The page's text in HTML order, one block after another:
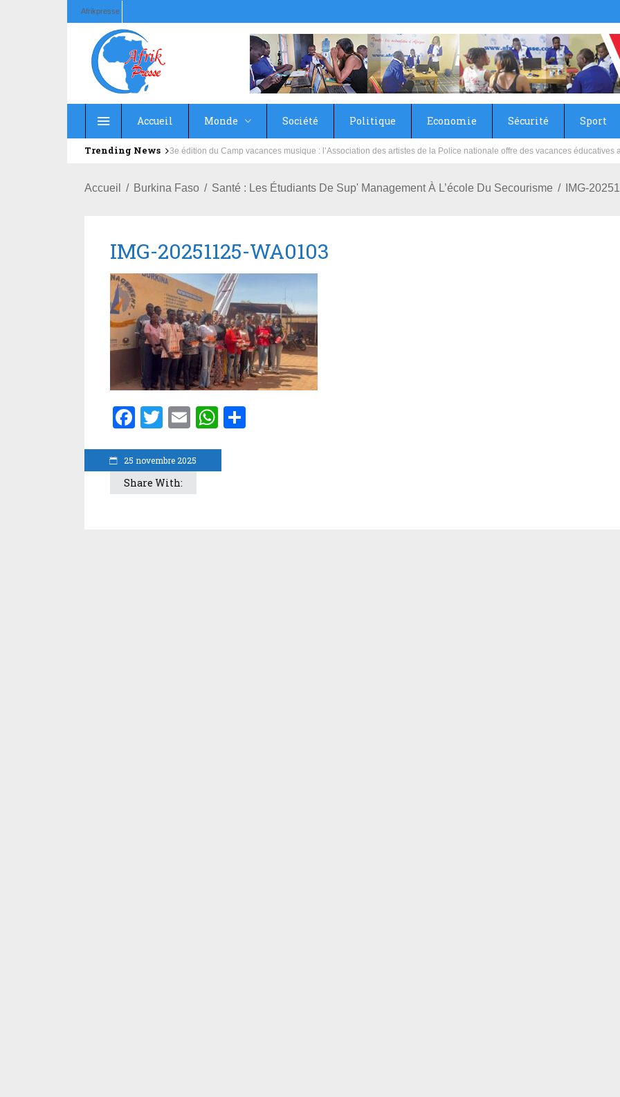
Afrikpresse
Accueil Monde Société Politique Economie Sécurité Sport
Trending News Education : la fédération de la Russie rénove les écoles primaire et collège du Camp Général Aboubacar Sangoulé
Accueil Burkina Faso Santé : Les Étudiants De Sup' Management À L’école Du Secourisme IMG-
25 novembre 2025
IMG-20251125-WA0103
Facebook
Twitter
EmailWhatsApp
Share With: